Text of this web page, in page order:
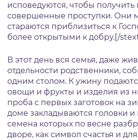
исповедуются, чтобы
совершенные проступки. Они
стараются приблизиться к
более открытыми к добру.[/
В этот день вся семья, даже
отдельности родственники,
одним столом. К ужину
овощи и фрукты и изделия из
проба с первых заготовок на
доме закладываются головки и
семена которых по весне
дворе, как символ счастья и